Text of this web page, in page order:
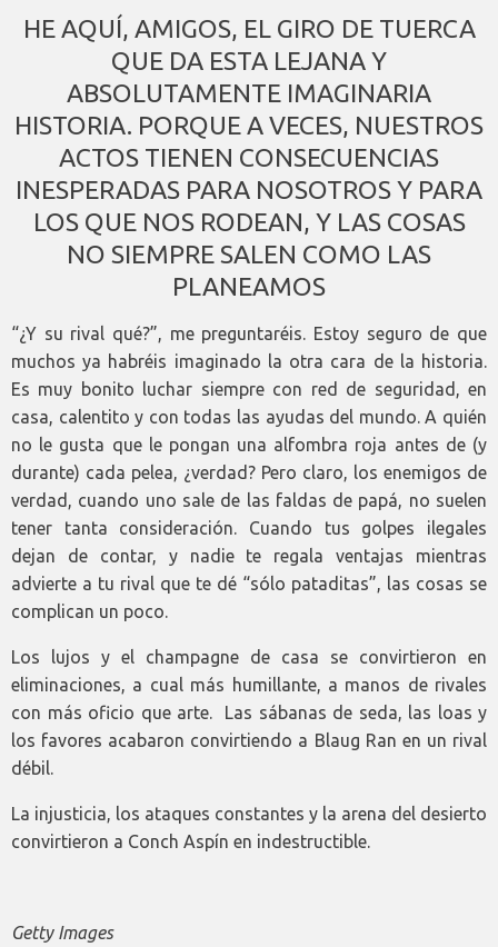
HE AQUÍ, AMIGOS, EL GIRO DE TUERCA
QUE DA ESTA LEJANA Y
ABSOLUTAMENTE IMAGINARIA
HISTORIA. PORQUE A VECES, NUESTROS
ACTOS TIENEN CONSECUENCIAS
INESPERADAS PARA NOSOTROS Y PARA
LOS QUE NOS RODEAN, Y LAS COSAS
NO SIEMPRE SALEN COMO LAS
PLANEAMOS
“¿Y su rival qué?”, me preguntaréis. Estoy seguro de que
muchos ya habréis imaginado la otra cara de la historia.
Es muy bonito luchar siempre con red de seguridad, en
casa, calentito y con todas las ayudas del mundo. A quién
no le gusta que le pongan una alfombra roja antes de (y
durante) cada pelea, ¿verdad? Pero claro, los enemigos de
verdad, cuando uno sale de las faldas de papá, no suelen
tener tanta consideración. Cuando tus golpes ilegales
dejan de contar, y nadie te regala ventajas mientras
advierte a tu rival que te dé “sólo pataditas”, las cosas se
complican un poco.
Los lujos y el champagne de casa se convirtieron en
eliminaciones, a cual más humillante, a manos de rivales
con más oficio que arte. Las sábanas de seda, las loas y
los favores acabaron convirtiendo a Blaug Ran en un rival
débil.
La injusticia, los ataques constantes y la arena del desierto
convirtieron a Conch Aspín en indestructible.
Getty Images